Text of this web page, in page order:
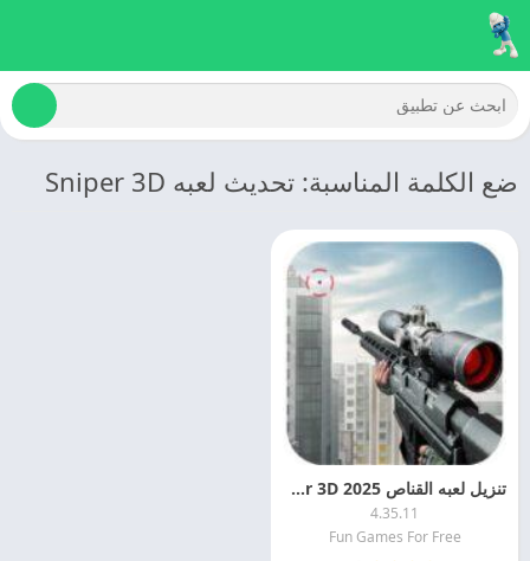
ضع الكلمة المناسبة: تحديث لعبه Sniper 3D
تنزيل لعبه القناص 2025 Sniper 3D مهكره اخر تحديث
4.35.11
Fun Games For Free